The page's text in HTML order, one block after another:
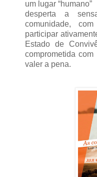
um lugar “humano”
desperta a
comunidade,
participar
Estado de
comprometida
valer a pena.